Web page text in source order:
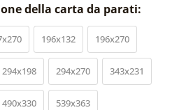
della carta da parati:
196x132 196x270
294x198 294x270 343x231
490x330 539x363